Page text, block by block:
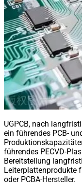
UGPCB, nach
ein führendes PCB-
führendes PECVD-
Bereitstellung
Leiterplattenprodukte
oder PCBA-Hersteller.